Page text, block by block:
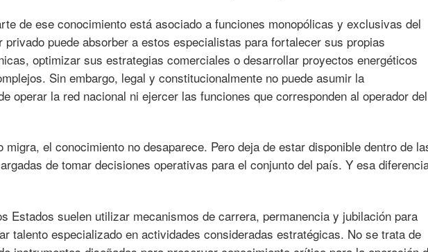
de ese conocimiento está asociado a funciones monopólicas y exclusivas del
privado puede absorber a estos especialistas para fortalecer sus propias
optimizar sus estrategias comerciales o desarrollar proyectos energéticos
Sin embargo, legal y constitucionalmente no puede asumir la
operar la red nacional ni ejercer las funciones que corresponden al operador del
migra, el conocimiento no desaparece. Pero deja de estar disponible dentro de
de tomar decisiones operativas para el conjunto del país. Y esa
Estados suelen utilizar mecanismos de carrera, permanencia y jubilación para
talento especializado en actividades consideradas estratégicas. No se trata de